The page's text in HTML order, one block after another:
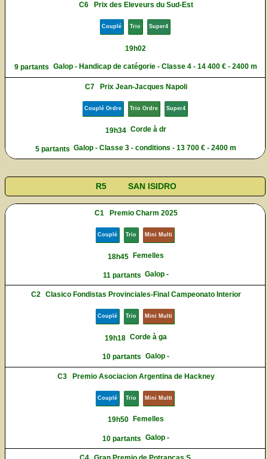
C6 Prix des Eleveurs du Sud-Est
Couplé Trio Super4
19h02
9 partants Galop - Handicap de catégorie - Classe 4 - 14 400 € - 2400 m
C7 Prix Jean-Jacques Napoli
Couplé Ordre Trio Ordre Super4
19h34 Corde à dr
5 partants Galop - Classe 3 - conditions - 13 700 € - 2400 m
R5 SAN ISIDRO
C1 Premio Charm 2025
Couplé Trio Mini Multi
18h45 Femelles
11 partants Galop -
C2 Clasico Fondistas Provinciales-Final Campeonato Interior
Couplé Trio Mini Multi
19h18 Corde à ga
10 partants Galop -
C3 Premio Asociacion Argentina de Hackney
Couplé Trio Mini Multi
19h50 Femelles
10 partants Galop -